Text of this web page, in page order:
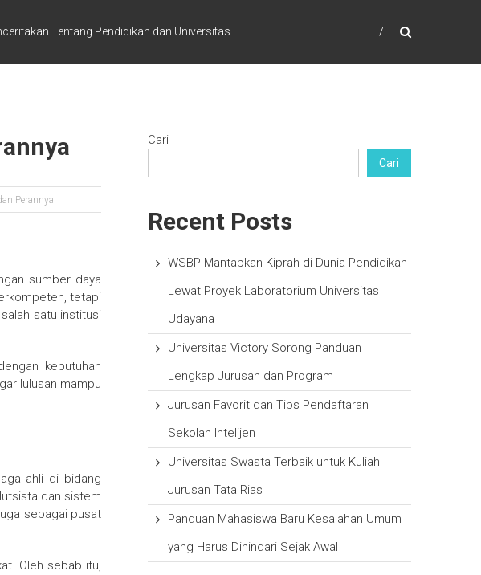
Tentang Pendidikan dan Universitas
Perannya
sumber daya
tetapi
satu institusi
kebutuhan
lulusan mampu
ahli di bidang
dan sistem
sebagai pusat
Oleh sebab itu,
Cari
Cari
Recent Posts
WSBP Mantapkan Kiprah di Dunia Pendidikan
Lewat Proyek Laboratorium Universitas
Udayana
Universitas Victory Sorong Panduan
Lengkap Jurusan dan Program
Jurusan Favorit dan Tips Pendaftaran
Sekolah Intelijen
Universitas Swasta Terbaik untuk Kuliah
Jurusan Tata Rias
Panduan Mahasiswa Baru Kesalahan Umum
yang Harus Dihindari Sejak Awal